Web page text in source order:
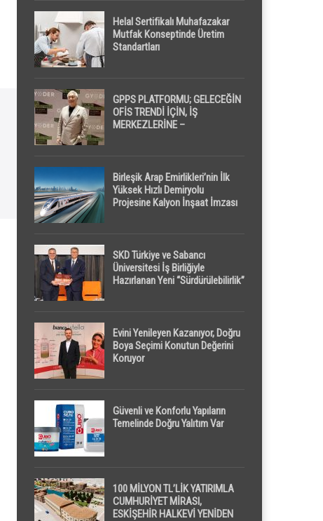
Helal Sertifikalı Muhafazakar
Mutfak Konseptinde Üretim
Standartları
GPPS PLATFORMU; GELECEĞİN
OFİS TRENDİ İÇİN, İŞ
MERKEZLERİNE –
Birleşik Arap Emirlikleri’nin İlk
Yüksek Hızlı Demiryolu
Projesine Kalyon İnşaat İmzası
SKD Türkiye ve Sabancı
Üniversitesi İş Birliğiyle
Hazırlanan Yeni “Sürdürülebilirlik”
Evini Yenileyen Kazanıyor, Doğru
Boya Seçimi Konutun Değerini
Koruyor
Güvenli ve Konforlu Yapıların
Temelinde Doğru Yalıtım Var
100 MİLYON TL’LİK YATIRIMLA
CUMHURİYET MİRASI,
ESKİŞEHİR HALKEVİ YENİDEN